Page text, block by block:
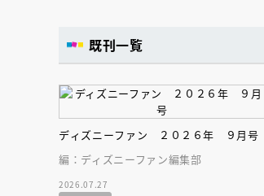
既刊一覧
ディズニーファン ２０２６年 ９月号
編：ディズニーファン編集部
2026.07.27